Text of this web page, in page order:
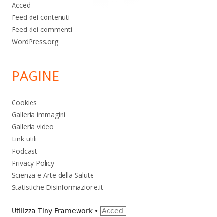
Accedi
Feed dei contenuti
Feed dei commenti
WordPress.org
PAGINE
Cookies
Galleria immagini
Galleria video
Link utili
Podcast
Privacy Policy
Scienza e Arte della Salute
Statistiche Disinformazione.it
Utilizza Tiny Framework • Accedi